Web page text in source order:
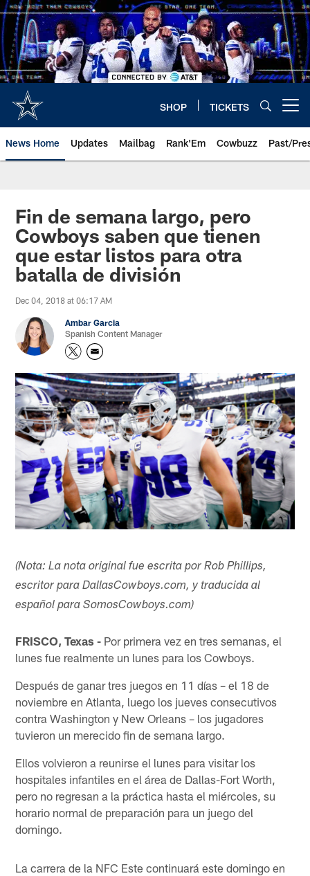
Skip
to
main
content
SHOP TICKETS
News Home Updates Mailbag Rank'Em Cowbuzz Past/
Fin de semana largo, pero
Cowboys saben que tienen
que estar listos para otra
batalla de división
Dec 04, 2018 at 06:17 AM
Ambar Garcia
Spanish Content Manager
(Nota: La nota original fue escrita por Rob Phillips,
escritor para DallasCowboys.com, y traducida al
español para SomosCowboys.com)​
FRISCO, Texas - Por primera vez en tres semanas, el
lunes fue realmente un lunes para los Cowboys.
Después de ganar tres juegos en 11 días – el 18 de
noviembre en Atlanta, luego los jueves consecutivos
contra Washington y New Orleans – los jugadores
tuvieron un merecido fin de semana largo.
Ellos volvieron a reunirse el lunes para visitar los
hospitales infantiles en el área de Dallas-Fort Worth,
pero no regresan a la práctica hasta el miércoles, su
horario normal de preparación para un juego del
domingo.
La carrera de la NFC Este continuará este domingo en